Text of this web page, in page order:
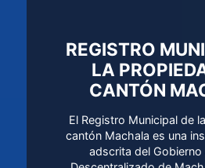
REGISTRO
LA
CANTÓN
El Registro Municipal de
cantón Machala es una
adscrita del